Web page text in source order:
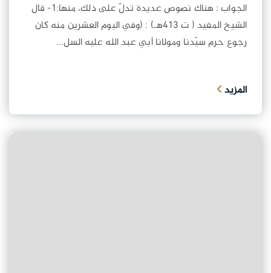
الجواب : هناك نصوص عديدة تدلّ على ذلك، منها:1- قال
الشيخ المفيد ( ت 413هـ) : (وفي اليوم العشرين منه كان
رجوع حرم سيّدنا ومولانا أبي عبد الله عليه السل...
المزيد